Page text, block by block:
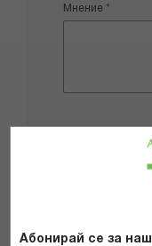
Абонирай се за
Мнение
Прочетох и